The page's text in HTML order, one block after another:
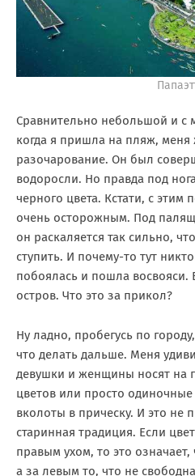
Сравнительно небольшой и с
когда я пришла на пляж, меня
разочарование. Он был
водоросли. Но правда под
черного цвета. Кстати, с этим
очень осторожным. Под
он раскаляется так сильно,
ступить. И почему-то тут
побоялась и пошла восвояси.
остров. Что это за прикол?
Ну ладно, пробегусь по
что делать дальше. Меня
девушки и женщины носят на
цветов или просто одиночные
вколоты в прическу. И это не
старинная традиция. Если
правым ухом, то это
а за левым то, что не